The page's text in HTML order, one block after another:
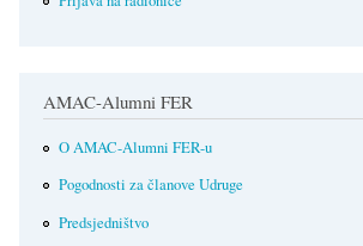
AMAC-Alumni FER
O AMAC-Alumni FER-u
Pogodnosti za članove Udruge
Predsjedništvo